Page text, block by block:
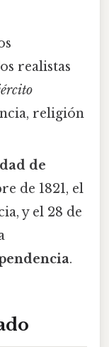
realistas
religión
de
de 1821, el
y el 28 de
.